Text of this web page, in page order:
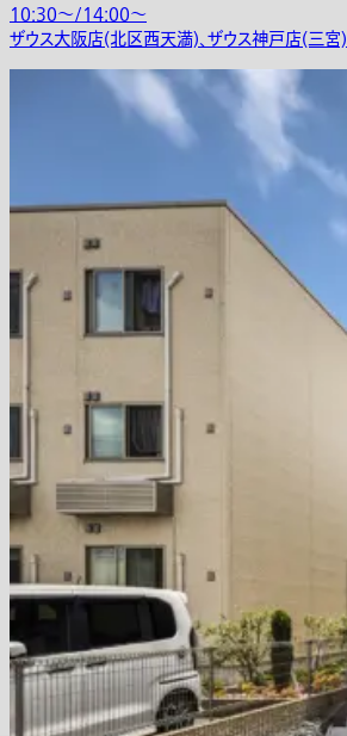
10:30〜/14:00〜
ザウス大阪店(北区西天満)、ザウス神戸店(三宮)